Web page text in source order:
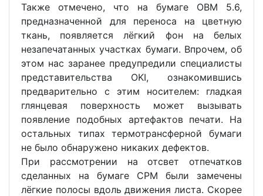
Также отмечено, что на бумаге OBM 5.6,
предназначенной для переноса на цветную
ткань, появляется лёгкий фон на белых
незапечатанных участках бумаги. Впрочем, об
этом нас заранее предупредили специалисты
представительства OKI, ознакомившись
предварительно с этим носителем: гладкая
глянцевая поверхность может вызывать
появление подобных артефактов печати. На
остальных типах термотрансферной бумаги
не было обнаружено никаких дефектов.
При рассмотрении на отсвет отпечатков
сделанных на бумаге CPM были замечены
лёгкие полосы вдоль движения листа. Скорее